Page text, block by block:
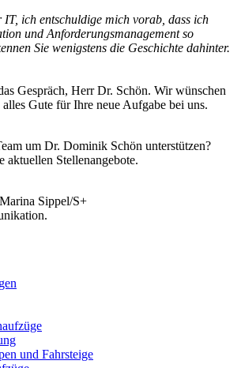
ich entschuldige mich vorab, dass ich
und Anforderungsmanagement so
Sie wenigstens die Geschichte dahinter.
Gespräch, Herr Dr. Schön. Wir wünschen
Gute für Ihre neue Aufgabe bei uns.
um Dr. Dominik Schön unterstützen?
aktuellen Stellenangebote.
Sippel/S+
und Fahrsteige